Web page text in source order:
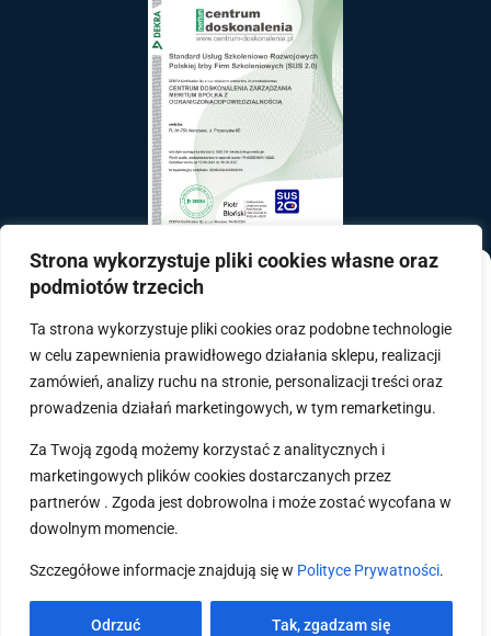
Strona wykorzystuje pliki cookies własne oraz
podmiotów trzecich
Ta strona wykorzystuje pliki cookies oraz podobne technologie
w celu zapewnienia prawidłowego działania sklepu, realizacji
zamówień, analizy ruchu na stronie, personalizacji treści oraz
prowadzenia działań marketingowych, w tym remarketingu.
Za Twoją zgodą możemy korzystać z analitycznych i
marketingowych plików cookies dostarczanych przez
partnerów . Zgoda jest dobrowolna i może zostać wycofana w
dowolnym momencie.
Szczegółowe informacje znajdują się w Polityce Prywatności.
Odrzuć Tak, zgadzam się
Zarządzaj zgodą
Aby zapewnić jak najlepsze wrażenia, korzystamy z technologii, takich jak
pliki cookie, do przechowywania i/lub uzyskiwania dostępu do informacji o
urządzeniu. Zgoda na te technologie pozwoli nam przetwarzać dane, takie
jak zachowanie podczas przeglądania lub unikalne identyfikatory na tej
stronie. Brak wyrażenia zgody lub wycofanie zgody może niekorzystnie
Akceptuję
Na skróty
ISO 9001
ISO 27001
ISO 45001
Kontakt
Ochrona danych osobowych
Regulamin i polityka prywatności
Copyright 2019 - centrum-doskonalenia.pl